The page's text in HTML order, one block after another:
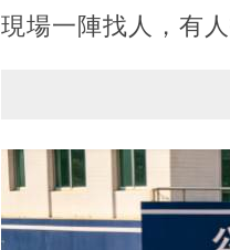
現場一陣找人，有